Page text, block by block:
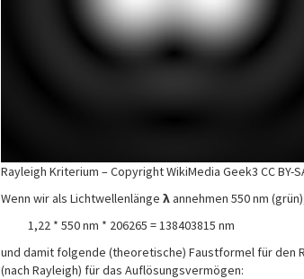
Rayleigh Kriterium – Copyright WikiMedia Geek3 CC BY-
Wenn wir als Lichtwellenlänge λannehmen 550 nm
1,22 * 550 nm * 206265 = 138403815 nm
und damit folgende (theoretische) Faustformel für den
(nach Rayleigh) für das Auflösungsvermögen: